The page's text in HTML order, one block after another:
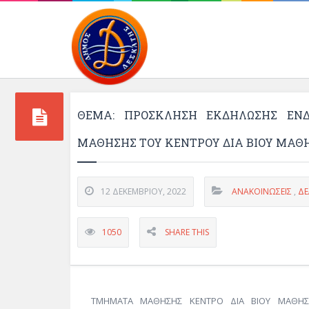
ΘΕΜΑ: ΠΡΟΣΚΛΗΣΗ ΕΚΔΗΛΩΣΗΣ
ΜΑΘΗΣΗΣ ΤΟΥ ΚΕΝΤΡΟΥ ΔΙΑ ΒΙΟΥ
12 ΔΕΚΕΜΒΡΊΟΥ, 2022 ΑΝΑΚΟΙΝΏΣΕΙΣ ,
1050 SHARE THIS
ΤΜΗΜΑΤΑ ΜΑΘΗΣΗΣ ΚΕΝΤΡΟ ΔΙΑ ΒΙΟΥ